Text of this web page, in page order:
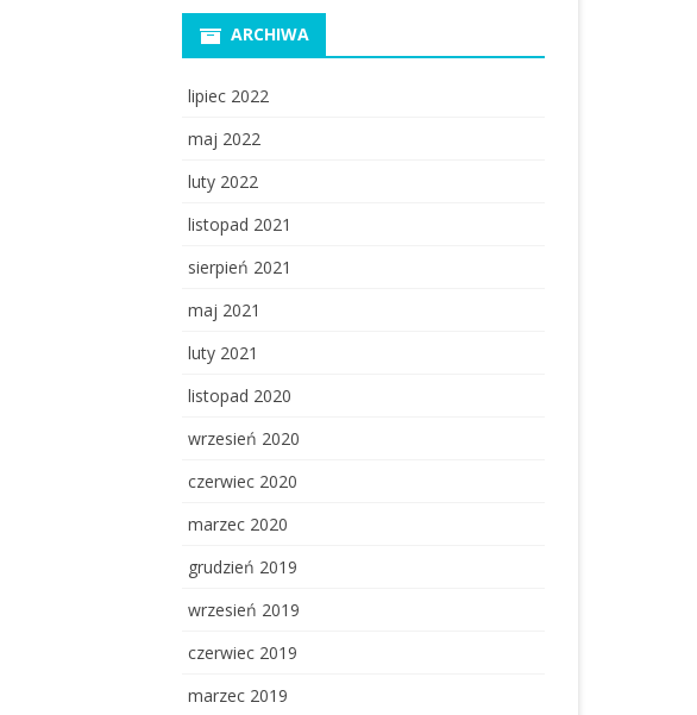
ARCHIWA
lipiec 2022
maj 2022
luty 2022
listopad 2021
sierpień 2021
maj 2021
luty 2021
listopad 2020
wrzesień 2020
czerwiec 2020
marzec 2020
grudzień 2019
wrzesień 2019
czerwiec 2019
marzec 2019